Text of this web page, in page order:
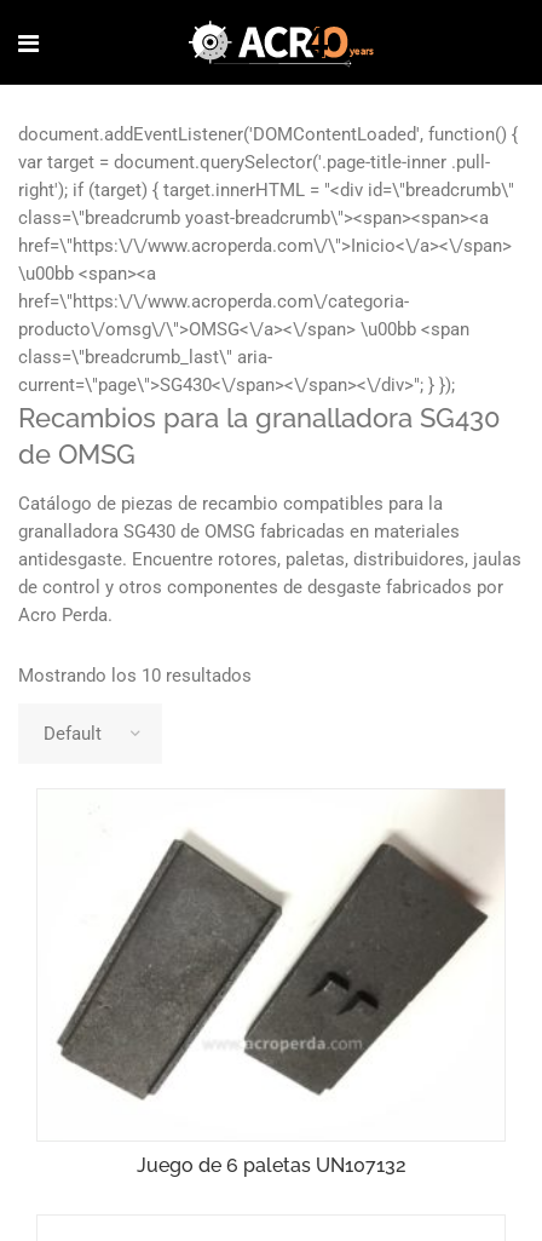
Recambios para la granalladora SG430
de OMSG
Catálogo de piezas de recambio compatibles para la
granalladora SG430 de OMSG fabricadas en materiales
antidesgaste. Encuentre rotores, paletas, distribuidores, jaulas
de control y otros componentes de desgaste fabricados por
Acro Perda.
Mostrando los 10 resultados
Juego de 6 paletas UN107132